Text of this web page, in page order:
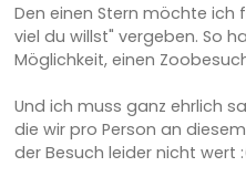
Den einen Stern möchte ich
viel du willst" vergeben. So
Möglichkeit, einen
Und ich muss ganz ehrlich
die wir pro Person an
der Besuch leider nicht wert